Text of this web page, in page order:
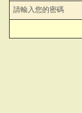
請輸入您的密碼